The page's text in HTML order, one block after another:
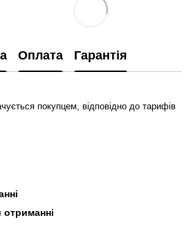
Оплата Гарантія
покупцем, відповідно до тарифів
отриманні